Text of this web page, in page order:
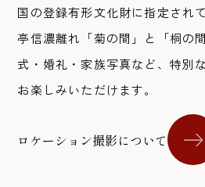
国の登録有形文化財に指定され
亭信濃離れ「菊の間」と「桐の
式・婚礼・家族写真など、特別
お楽しみいただけます。
ロケーション撮影について